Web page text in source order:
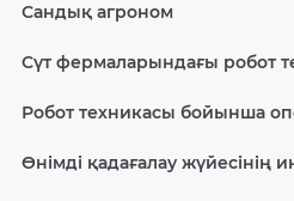
Сандық агроном
Сүт фермаларындағы робот
Робот техникасы бойынша
Өнімді қадағалау жүйесінің